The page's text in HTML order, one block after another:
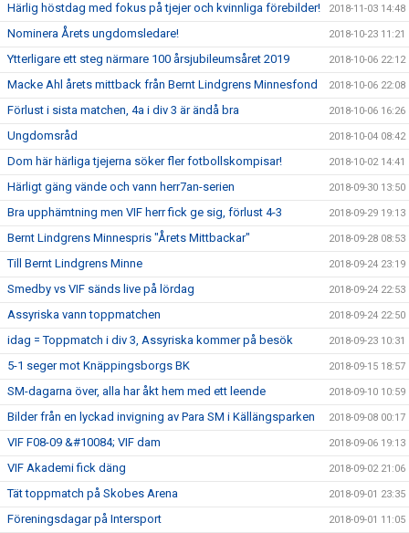
Härlig höstdag med fokus på tjejer och kvinnliga förebilder! 2018-11-03 14:48
Nominera Årets ungdomsledare! 2018-10-23 11:21
Ytterligare ett steg närmare 100 årsjubileumsåret 2019 2018-10-06 22:12
Macke Ahl årets mittback från Bernt Lindgrens Minnesfond 2018-10-06 22:08
Förlust i sista matchen, 4a i div 3 är ändå bra 2018-10-06 16:26
Ungdomsråd 2018-10-04 08:42
Dom här härliga tjejerna söker fler fotbollskompisar! 2018-10-02 14:41
Härligt gäng vände och vann herr7an-serien 2018-09-30 13:50
Bra upphämtning men VIF herr fick ge sig, förlust 4-3 2018-09-29 19:13
Bernt Lindgrens Minnespris "Årets Mittbackar" 2018-09-28 08:53
Till Bernt Lindgrens Minne 2018-09-24 23:19
Smedby vs VIF sänds live på lördag 2018-09-24 22:53
Assyriska vann toppmatchen 2018-09-24 22:50
idag = Toppmatch i div 3, Assyriska kommer på besök 2018-09-23 10:31
5-1 seger mot Knäppingsborgs BK 2018-09-15 18:57
SM-dagarna över, alla har åkt hem med ett leende 2018-09-10 10:59
Bilder från en lyckad invigning av Para SM i Källängsparken 2018-09-08 00:17
VIF F08-09 &#10084; VIF dam 2018-09-06 19:13
VIF Akademi fick däng 2018-09-02 21:06
Tät toppmatch på Skobes Arena 2018-09-01 23:35
Föreningsdagar på Intersport 2018-09-01 11:05